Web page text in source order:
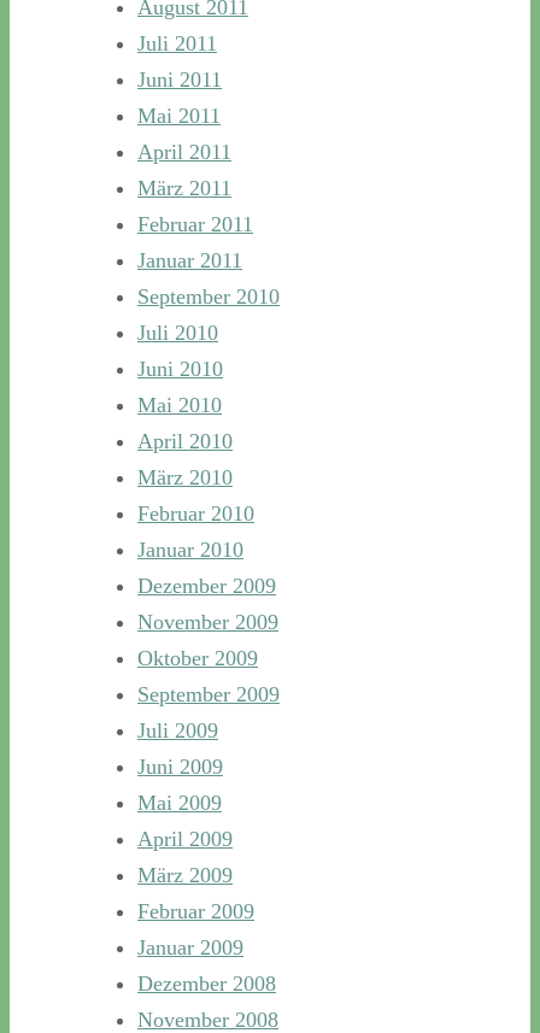
August 2011
Juli 2011
Juni 2011
Mai 2011
April 2011
März 2011
Februar 2011
Januar 2011
September 2010
Juli 2010
Juni 2010
Mai 2010
April 2010
März 2010
Februar 2010
Januar 2010
Dezember 2009
November 2009
Oktober 2009
September 2009
Juli 2009
Juni 2009
Mai 2009
April 2009
März 2009
Februar 2009
Januar 2009
Dezember 2008
November 2008